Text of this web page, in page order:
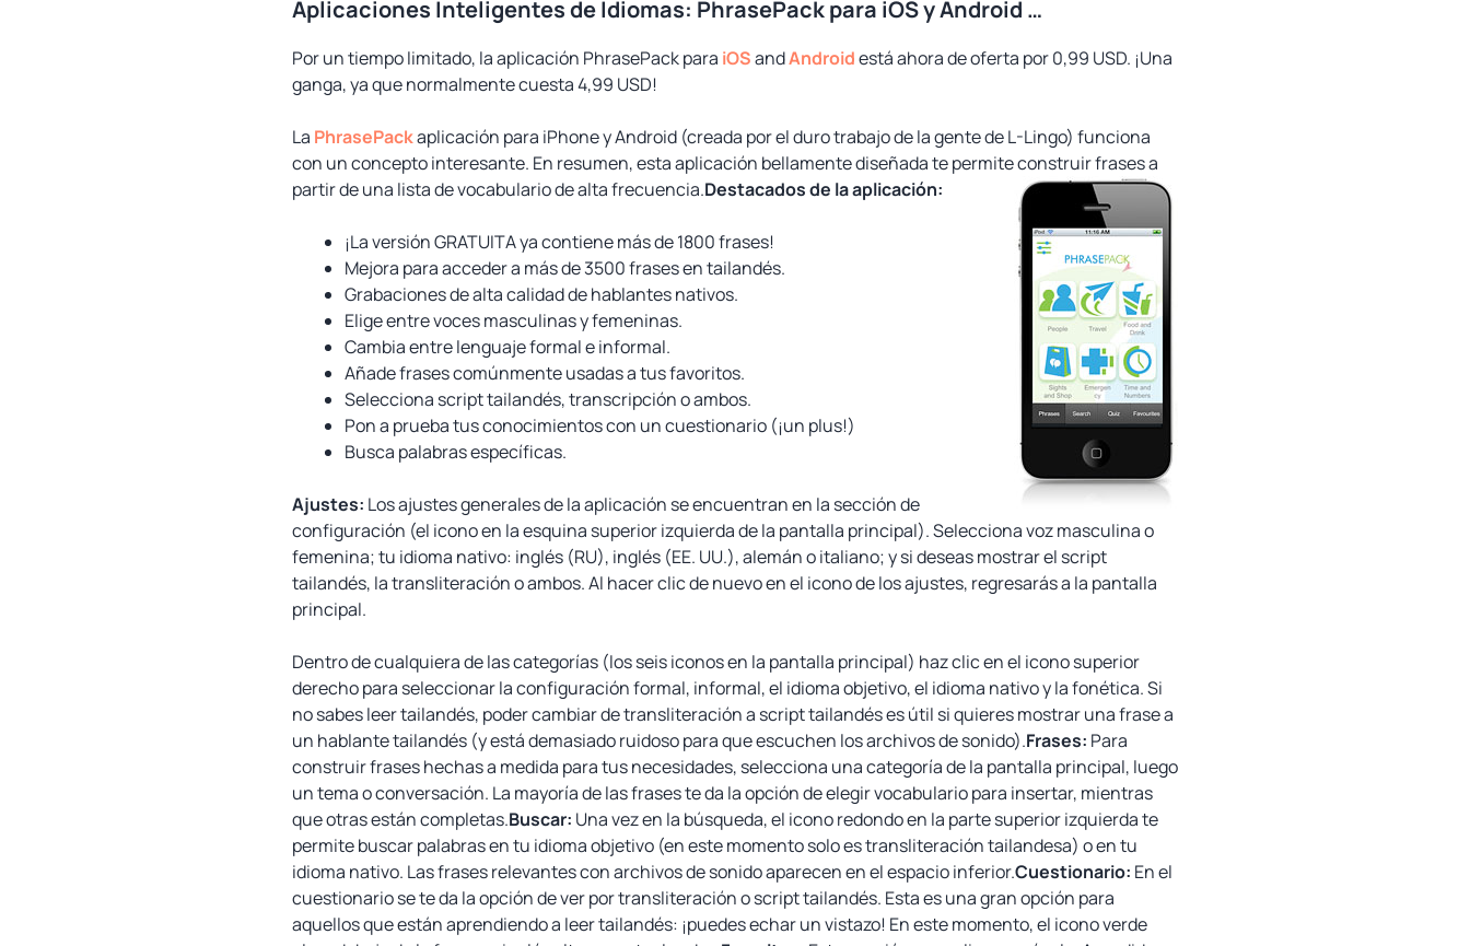
Aplicaciones Inteligentes de Idiomas: PhrasePack para iOS y Android …
Por un tiempo limitado, la aplicación PhrasePack para iOSandAndroidestá ahora de oferta por 0,99 USD. ¡Una
ganga, ya que normalmente cuesta 4,99 USD!
La PhrasePackaplicación para iPhone y Android (creada por el duro trabajo de la gente de L-Lingo) funciona
con un concepto interesante. En resumen, esta aplicación bellamente diseñada te permite construir frases a
partir de una lista de vocabulario de alta frecuencia.Destacados de la aplicación:
¡La versión GRATUITA ya contiene más de 1800 frases!
Mejora para acceder a más de 3500 frases en tailandés.
Grabaciones de alta calidad de hablantes nativos.
Elige entre voces masculinas y femeninas.
Cambia entre lenguaje formal e informal.
Añade frases comúnmente usadas a tus favoritos.
Selecciona script tailandés, transcripción o ambos.
Pon a prueba tus conocimientos con un cuestionario (¡un plus!)
Busca palabras específicas.
Ajustes: Los ajustes generales de la aplicación se encuentran en la sección de
configuración (el icono en la esquina superior izquierda de la pantalla principal). Selecciona voz masculina o
femenina; tu idioma nativo: inglés (RU), inglés (EE. UU.), alemán o italiano; y si deseas mostrar el script
tailandés, la transliteración o ambos. Al hacer clic de nuevo en el icono de los ajustes, regresarás a la pantalla
principal.
Dentro de cualquiera de las categorías (los seis iconos en la pantalla principal) haz clic en el icono superior
derecho para seleccionar la configuración formal, informal, el idioma objetivo, el idioma nativo y la fonética. Si
no sabes leer tailandés, poder cambiar de transliteración a script tailandés es útil si quieres mostrar una frase a
un hablante tailandés (y está demasiado ruidoso para que escuchen los archivos de sonido).Frases: Para
construir frases hechas a medida para tus necesidades, selecciona una categoría de la pantalla principal, luego
un tema o conversación. La mayoría de las frases te da la opción de elegir vocabulario para insertar, mientras
que otras están completas.Buscar: Una vez en la búsqueda, el icono redondo en la parte superior izquierda te
permite buscar palabras en tu idioma objetivo (en este momento solo es transliteración tailandesa) o en tu
idioma nativo. Las frases relevantes con archivos de sonido aparecen en el espacio inferior.Cuestionario: En el
cuestionario se te da la opción de ver por transliteración o script tailandés. Esta es una gran opción para
aquellos que están aprendiendo a leer tailandés: ¡puedes echar un vistazo! En este momento, el icono verde